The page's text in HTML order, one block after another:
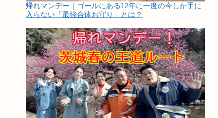
帰れマンデー｜ゴールにある12年に一度の今しか手に
入らない「最強合体お守り」とは？